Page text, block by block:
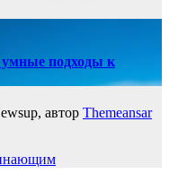
умные подходы к
автор Themeansar